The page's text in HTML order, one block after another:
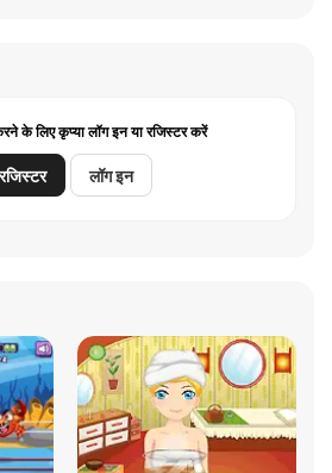
के लिए कृप्या लॉग इन या रजिस्टर करें
लॉग इन